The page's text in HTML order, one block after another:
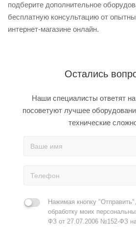
подберите дополнительное
бесплатную консультацию от
интернет-магазине онлайн.
Остались
Наши специалисты ответят
посоветуют лучшее
технические
Нажимая кнопку
обработку моих
ФЗ от 27.07.2006 №152-ФЗ